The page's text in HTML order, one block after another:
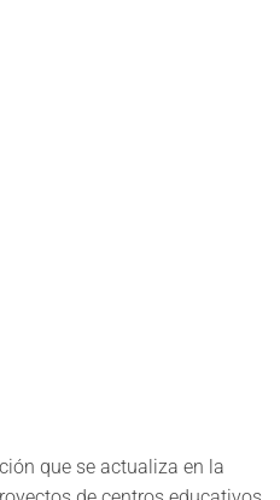
que se actualiza en la